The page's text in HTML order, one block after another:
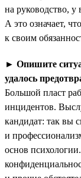
на руководство,
А это означает,
к своим
► Опишите
удалось
Большой пласт
инцидентов.
кандидат: так вы
и
основ